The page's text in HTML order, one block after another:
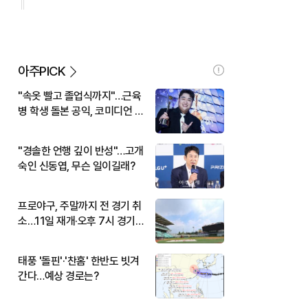
아주PICK
"속옷 빨고 졸업식까지"…근육
병 학생 돌본 공익, 코미디언 김
"경솔한 언행 깊이 반성"…고개
숙인 신동엽, 무슨 일이길래?
프로야구, 주말까지 전 경기 취
소…11일 재개·오후 7시 경기
태풍 '돌핀'·'찬홈' 한반도 빗겨
간다…예상 경로는?